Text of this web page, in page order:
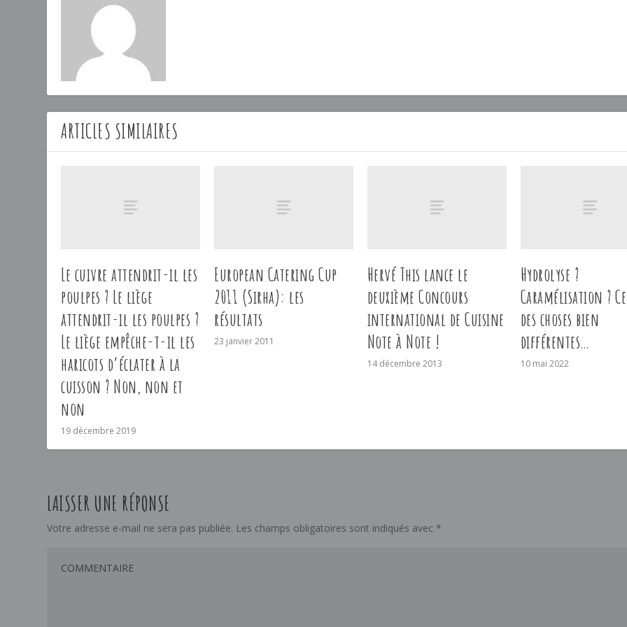
ARTICLES SIMILAIRES
Le cuivre attendrit-il les
poulpes ? Le liège
attendrit-il les poulpes ?
Le liège empêche-t-il les
haricots d’éclater à la
cuisson ? Non, non et
non
19 décembre 2019
European Catering Cup
2011 (Sirha): les
résultats
23 janvier 2011
Hervé This lance le
deuxième Concours
international de Cuisine
Note à Note !
14 décembre 2013
Hydrolyse ?
Caramélisation ?
des choses bien
différentes…
10 mai 2022
LAISSER UNE RÉPONSE
Votre adresse e-mail ne sera pas publiée. Les champs obligatoires sont indiqués avec *